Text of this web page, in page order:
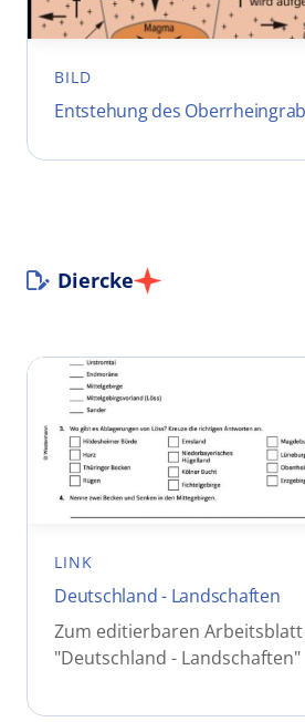
BILD
Entstehung des
Diercke
LINK
Deutschland - Landschaften
Zum editierbaren Arbeitsblatt
"Deutschland - Landschaften"